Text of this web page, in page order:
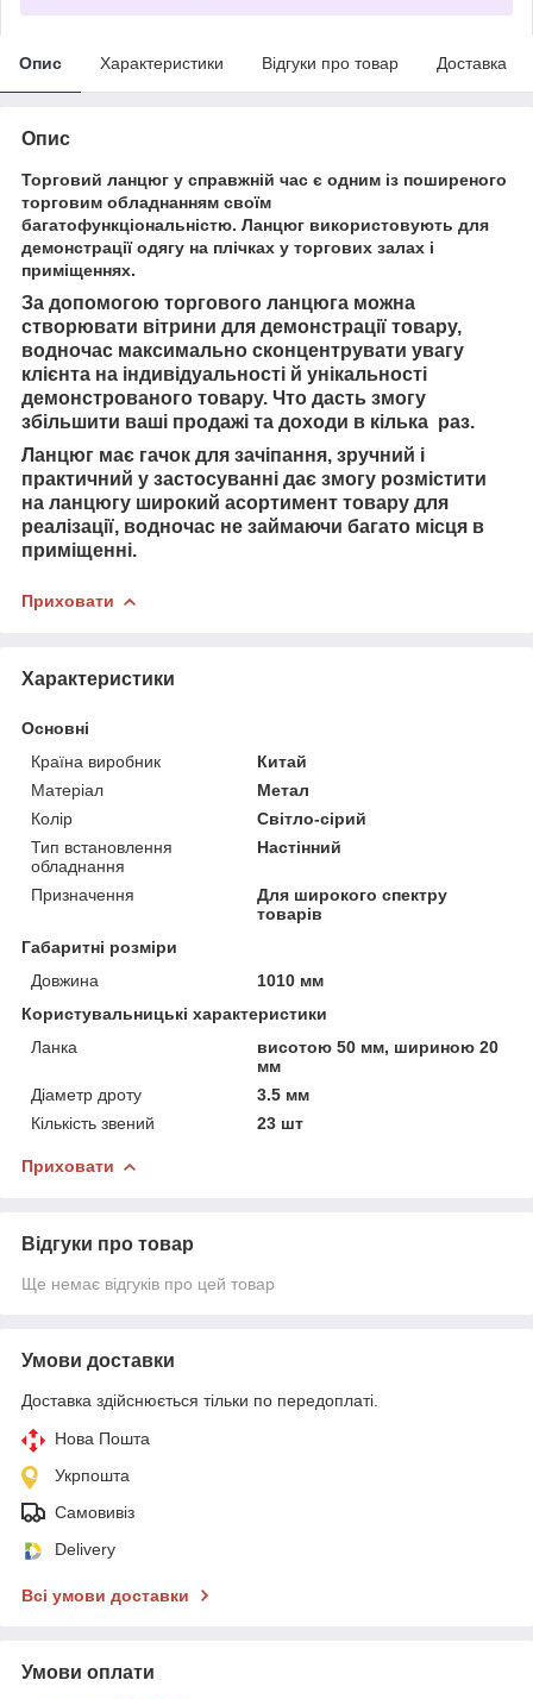
Опис Характеристики Відгуки про товар Доставка
Опис
Торговий ланцюг у справжній час є одним із поширеного
торговим обладнанням своїм
багатофункціональністю. Ланцюг використовують для
демонстрації одягу на плічках у торгових залах і
приміщеннях.
За допомогою торгового ланцюга можна
створювати вітрини для демонстрації товару,
водночас максимально сконцентрувати увагу
клієнта на індивідуальності й унікальності
демонстрованого товару. Что дасть змогу
збільшити ваші продажі та доходи в кілька раз.
Ланцюг має гачок для зачіпання, зручний і
практичний у застосуванні дає змогу розмістити
на ланцюгу широкий асортимент товару для
реалізації, водночас не займаючи багато місця в
приміщенні.
Приховати
Характеристики
Основні
Країна виробник
Китай
Матеріал
Метал
Колір
Світло-сірий
Тип встановлення
обладнання
Настінний
Призначення
Для широкого спектру
товарів
Габаритні розміри
Довжина
1010 мм
Користувальницькі характеристики
Ланка
висотою 50 мм, шириною 20
мм
Діаметр дроту
3.5 мм
Кількість звений
23 шт
Приховати
Відгуки про товар
Ще немає відгуків про цей товар
Умови доставки
Доставка здійснюється тільки по передоплаті.
Нова Пошта
Укрпошта
Самовивіз
Delivery
Всі умови доставки
Умови оплати